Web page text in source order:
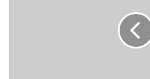
tĩnh, Quantum Animation
cung cấp trải nghiệm thị giác về